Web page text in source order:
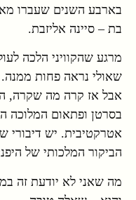
בארבע השנים שעברו
בת – סיינה אליזבת.
מרגע שהקוויני הלכה
שאולי נראה פחות ממנה.
אבל אז קרה מה שקרה,
בסרטן ופתאום המלוכה
אטרקטיבית. יש
הביקור המלכותי של
מה שאני לא יודעת זה